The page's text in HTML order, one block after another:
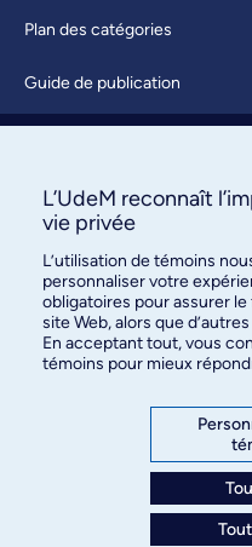
Plan des catégories
Guide de publication
À propos / Nous joindre
des relations publiques
3744, rue Jean-Brillant,
Montréal (Québec) H3T 1P1
L’UdeM reconnaît
vie privée
L’utilisation de témoins
personnaliser votre
obligatoires pour assurer
site Web, alors que
En acceptant tout, vous
témoins pour mieux